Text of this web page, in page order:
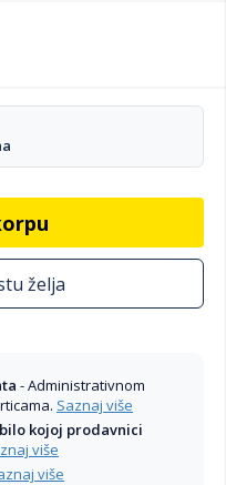
želja
- Administrativnom
Saznaj više
kojoj prodavnici
više
više